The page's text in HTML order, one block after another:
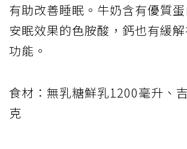
有助改善睡眠。牛奶含有優質
安眠效果的色胺酸，鈣也有緩
功能。
食材：無乳糖鮮乳1200毫升、
克